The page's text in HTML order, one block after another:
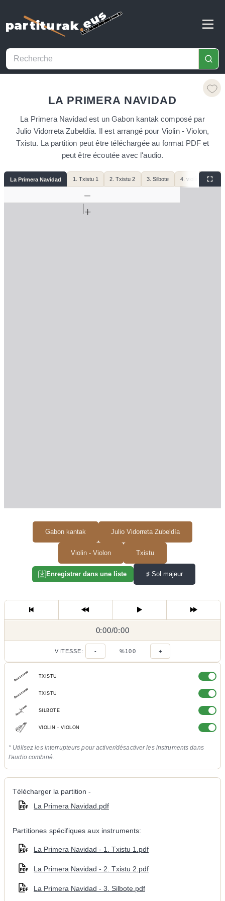
LA PRIMERA NAVIDAD
Gabon kantak Julio Vidorreta Zubeldía
Violin - Violon Txistu
Enregistrer dans une liste ♯ Sol majeur
La Primera Navidad est un Gabon kantak composé par
Julio Vidorreta Zubeldía. Il est arrangé pour Violin - Violon,
Txistu. La partition peut être téléchargée au format PDF et
peut être écoutée avec l'audio.
0:00/
0:00/0:00
VITESSE: - %100 +
TXISTU
TXISTU
SILBOTE
VIOLIN - VIOLON
* Utilisez les interrupteurs pour activer/désactiver les instruments dans
l'audio combiné.
Télécharger la partition -
La Primera Navidad.pdf
Partitiones spécifiques aux instruments:
La Primera Navidad - 1. Txistu 1.pdf
La Primera Navidad - 2. Txistu 2.pdf
La Primera Navidad - 3. Silbote.pdf
La Primera Navidad 1. Txistu 1 2. Txistu 2 3. Silbote 4. violínes